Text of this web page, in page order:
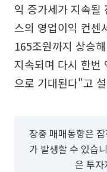
익 증가세가 지속
스의 영업이익 컨센
165조원까지 상승
지속되며 다시 한번
으로 기대된다"고
장중 매매동향은
가 발생할 수 있습
은 투